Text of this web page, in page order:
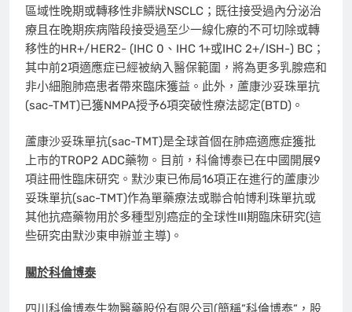
區域性晚期或轉移性非鱗狀NSCLC；既往接受過內分泌治
療且在晚期疾病階段接受過至少一線化療的不可切除或轉
移性的HR+/HER2- (IHC 0、IHC 1+或IHC 2+/ISH-) BC；
其中前2項適應症已經被納入醫保範圍，將為更多乳腺癌和
非小細胞肺癌患者帶來臨床獲益。此外，蘆康沙妥珠單抗
(sac-TMT)已獲NMPA授予6項突破性療法認定(BTD)。
蘆康沙妥珠單抗(sac-TMT)是全球首個在肺癌適應症獲批
上市的TROP2 ADC藥物。目前，科倫博泰已在中國開展9
項註冊性臨床研究。默沙東已佈局16項正在進行的蘆康沙
妥珠單抗(sac-TMT)作為單藥療法或聯合帕博利珠單抗或
其他抗癌藥物用於多種型別癌症的全球性III期臨床研究(這
些研究由默沙東申辦並主導)。
關於科倫博泰
四川科倫博泰生物醫藥股份有限公司(簡稱”科倫博泰”，股